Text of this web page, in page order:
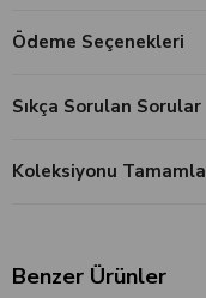
Ödeme Seçenekleri
Sıkça Sorulan Sorular
Koleksiyonu Tamamla
Benzer Ürünler